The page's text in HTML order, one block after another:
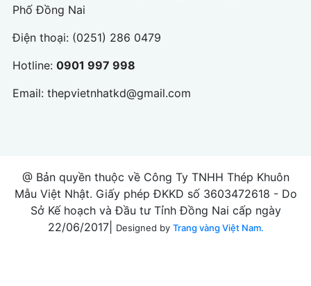
Phố Đồng Nai
Điện thoại: (0251) 286 0479
Hotline: 0901 997 998
Email: thepvietnhatkd@gmail.com
@ Bản quyền thuộc về Công Ty TNHH Thép Khuôn
Mẫu Việt Nhật. Giấy phép ĐKKD số 3603472618 - Do
Sở Kế hoạch và Đầu tư Tỉnh Đồng Nai cấp ngày
22/06/2017|
Designed by Trang vàng Việt Nam.